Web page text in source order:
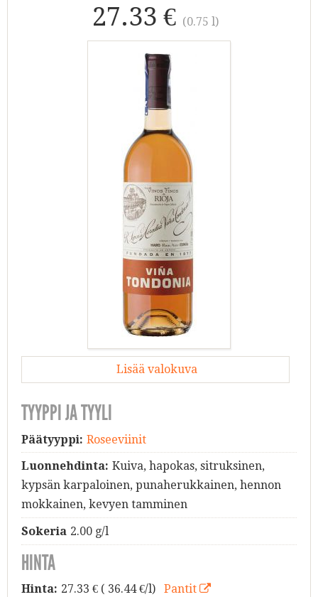
27.33 € (0.75 l)
Lisää valokuva
TYYPPI JA TYYLI
Päätyyppi: Roseeviinit
Luonnehdinta: Kuiva, hapokas, sitruksinen,
kypsän karpaloinen, punaherukkainen, hennon
mokkainen, kevyen tamminen
Sokeria 2.00 g/l
HINTA
Hinta: 27.33 € ( 36.44 €/l) Pantit